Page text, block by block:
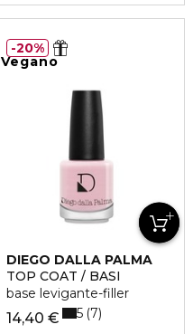
Vegano
DIEGO DALLA PALMA
TOP COAT / BASI
base levigante-filler
14,40 €
5 7
20%